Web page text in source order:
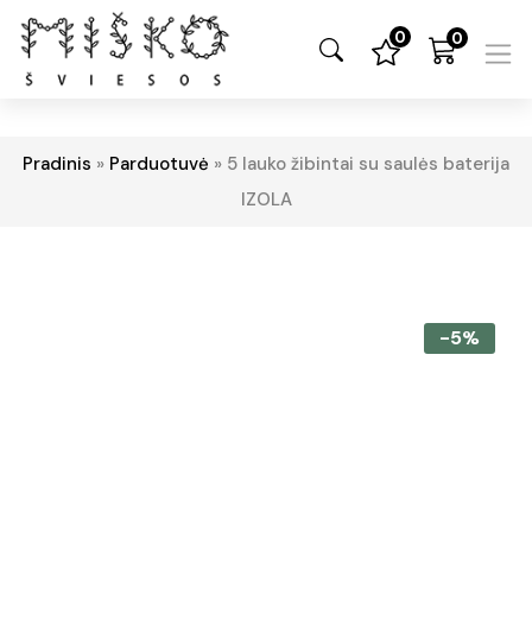
0 0
Pradinis » Parduotuvė » 5 lauko žibintai su saulės baterija
IZOLA
-5%